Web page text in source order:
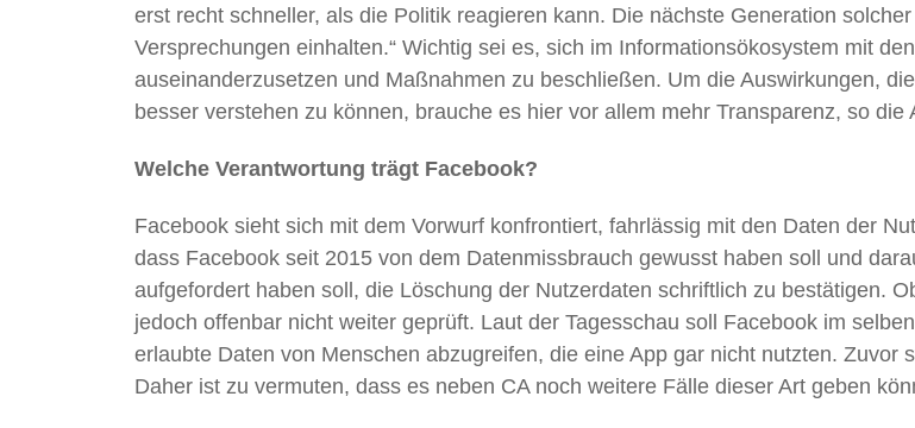
erst recht schneller, als die Politik reagieren kann. Die nächste Generation
Versprechungen einhalten.“ Wichtig sei es, sich im Informationsökosystem mit
auseinanderzusetzen und Maßnahmen zu beschließen. Um die Auswirkungen,
besser verstehen zu können, brauche es hier vor allem mehr Transparenz, so die
Welche Verantwortung trägt Facebook?
Facebook sieht sich mit dem Vorwurf konfrontiert, fahrlässig mit den Daten der
dass Facebook seit 2015 von dem Datenmissbrauch gewusst haben soll und
aufgefordert haben soll, die Löschung der Nutzerdaten schriftlich zu bestätigen.
jedoch offenbar nicht weiter geprüft. Laut der Tagesschau soll Facebook im
erlaubte Daten von Menschen abzugreifen, die eine App gar nicht nutzten.
Daher ist zu vermuten, dass es neben CA noch weitere Fälle dieser Art geben